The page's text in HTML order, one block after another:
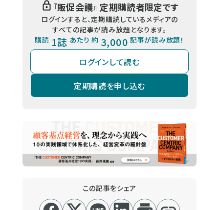
『販促会議』 定期購読者限定です
ログインすると、定期購読しているメディアの
すべての記事が読み放題となります。
購読 1誌 あたり 約 3,000 記事が読み放題！
ログインして読む
定期購読を申し込む
この記事をシェア